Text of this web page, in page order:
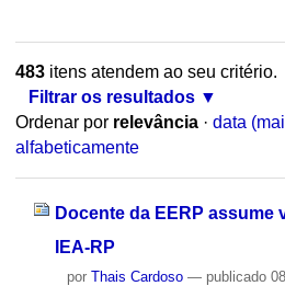
483itens atendem ao seu critério.
Filtrar os resultados
Ordenar por relevância · data
alfabeticamente
Docente da EERP assume
IEA-RP
por Thais Cardoso — publicado